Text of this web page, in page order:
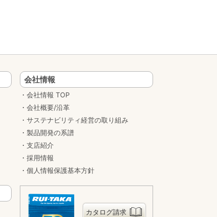
会社情報
会社情報 TOP
会社概要/沿革
サステナビリティ経営の取り組み
製品開発の系譜
支店紹介
採用情報
個人情報保護基本方針
カタログ請求